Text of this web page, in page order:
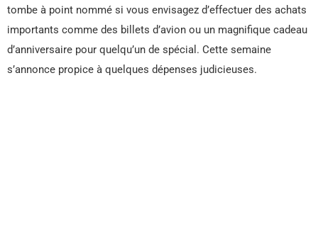
tombe à point nommé si vous envisagez d’effectuer des achats
importants comme des billets d’avion ou un magnifique cadeau
d’anniversaire pour quelqu’un de spécial. Cette semaine
s’annonce propice à quelques dépenses judicieuses.